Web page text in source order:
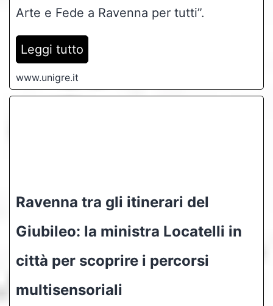
Arte e Fede a Ravenna per tutti”.
Leggi tutto
www.unigre.it
Ravenna tra gli itinerari del
Giubileo: la ministra Locatelli in
città per scoprire i percorsi
multisensoriali